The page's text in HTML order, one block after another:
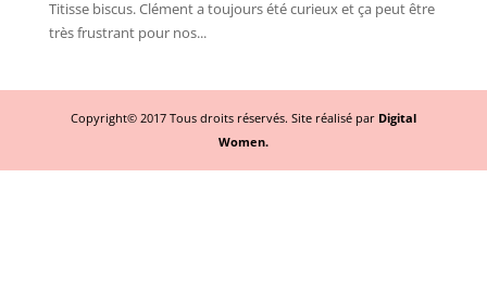
Titisse biscus. Clément a toujours été curieux et ça peut être
très frustrant pour nos...
Copyright© 2017 Tous droits réservés. Site réalisé par Digital
Women.